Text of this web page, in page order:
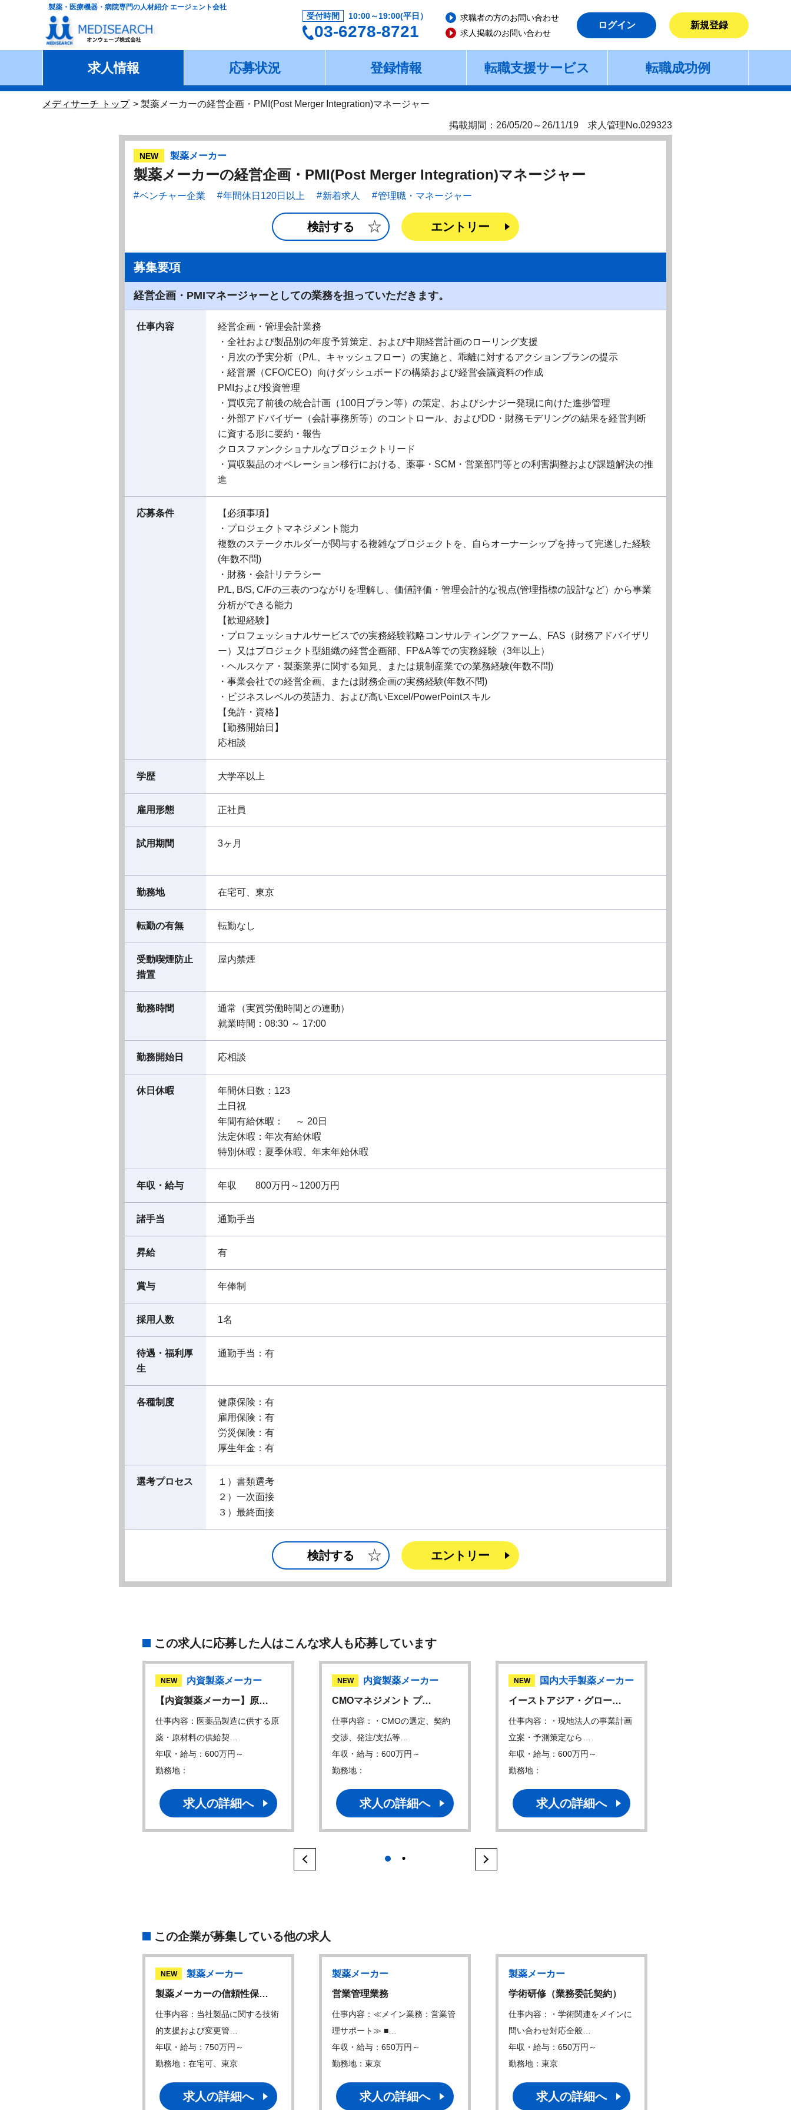
製薬・医療機器・病院専門の人材紹介 エージェント会社
受付時間 10:00～19:00(平日）
03-6278-8721
求職者の方のお問い合わせ
求人掲載のお問い合わせ
ログイン 新規登録
求人情報 応募状況 登録情報 転職支援サービス 転職成功例
メディサーチ トップ 製薬メーカーの経営企画・PMI(Post Merger Integration)マネージャー
掲載期間：26/05/20～26/11/19 求人管理No.029323
NEW 製薬メーカー
製薬メーカーの経営企画・PMI(Post Merger Integration)マネージャー
ベンチャー企業 年間休日120日以上 新着求人 管理職・マネージャー
検討する エントリー
募集要項
経営企画・PMIマネージャーとしての業務を担っていただきます。
仕事内容
経営企画・管理会計業務
・全社および製品別の年度予算策定、および中期経営計画のローリング支援
・月次の予実分析（P/L、キャッシュフロー）の実施と、乖離に対するアクションプランの提示
・経営層（CFO/CEO）向けダッシュボードの構築および経営会議資料の作成
PMIおよび投資管理
・買収完了前後の統合計画（100日プラン等）の策定、およびシナジー発現に向けた進捗管理
・外部アドバイザー（会計事務所等）のコントロール、およびDD・財務モデリングの結果を経営判断
に資する形に要約・報告
クロスファンクショナルなプロジェクトリード
・買収製品のオペレーション移行における、薬事・SCM・営業部門等との利害調整および課題解決の推
進
応募条件
【必須事項】
・プロジェクトマネジメント能力
複数のステークホルダーが関与する複雑なプロジェクトを、自らオーナーシップを持って完遂した経験
(年数不問)
・財務・会計リテラシー
P/L, B/S, C/Fの三表のつながりを理解し、価値評価・管理会計的な視点(管理指標の設計など）から事業
分析ができる能力
【歓迎経験】
・プロフェッショナルサービスでの実務経験戦略コンサルティングファーム、FAS（財務アドバイザリ
ー）又はプロジェクト型組織の経営企画部、FP&A等での実務経験（3年以上）
・ヘルスケア・製薬業界に関する知見、または規制産業での業務経験(年数不問)
・事業会社での経営企画、または財務企画の実務経験(年数不問)
・ビジネスレベルの英語力、および高いExcel/PowerPointスキル
【免許・資格】
【勤務開始日】
応相談
学歴 大学卒以上
雇用形態 正社員
試用期間 3ヶ月
勤務地 在宅可、東京
転勤の有無 転勤なし
受動喫煙防止
措置
屋内禁煙
勤務時間
通常（実質労働時間との連動）
就業時間：08:30 ～ 17:00
勤務開始日 応相談
休日休暇
年間休日数：123
土日祝
年間有給休暇： ～ 20日
法定休暇：年次有給休暇
特別休暇：夏季休暇、年末年始休暇
年収・給与 年収 800万円～1200万円
諸手当 通勤手当
昇給 有
賞与 年俸制
採用人数 1名
待遇・福利厚
生
通勤手当：有
各種制度
健康保険：有
雇用保険：有
労災保険：有
厚生年金：有
選考プロセス
１）書類選考
２）一次面接
３）最終面接
検討する エントリー
この求人に応募した人はこんな求人も応募しています
NEW
内資製薬メーカー
【内資製薬メーカー】原…
仕事内容：医薬品製造に供する原
薬・原材料の供給契…
年収・給与：600万円～
勤務地：
求人の詳細へ
NEW
内資製薬メーカー
CMOマネジメント プ…
仕事内容：・CMOの選定、契約
交渉、発注/支払等…
年収・給与：600万円～
勤務地：
求人の詳細へ
NEW
国内大手製薬メーカー
イーストアジア・グロー…
仕事内容：・現地法人の事業計画
立案・予測策定なら…
年収・給与：600万円～
勤務地：
求人の詳細へ
1
この企業が募集している他の求人
NEW
製薬メーカー
製薬メーカーの信頼性保…
仕事内容：当社製品に関する技術
的支援および変更管…
年収・給与：750万円～
勤務地：在宅可、東京
求人の詳細へ
製薬メーカー
営業管理業務
仕事内容：≪メイン業務：営業管
理サポート≫ ■…
年収・給与：650万円～
勤務地：東京
求人の詳細へ
製薬メーカー
学術研修（業務委託契約）
仕事内容：・学術関連をメインに
問い合わせ対応全般…
年収・給与：650万円～
勤務地：東京
求人の詳細へ